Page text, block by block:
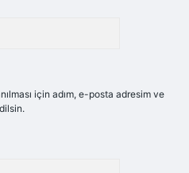
için adım, e-posta adresim ve